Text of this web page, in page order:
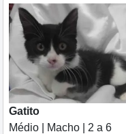
Gatito
Médio | Macho | 2 a 6